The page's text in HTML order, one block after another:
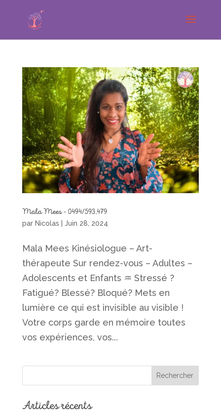
Mala Mees – 0494/593.479
par Nicolas Juin 28, 2024
Mala Mees Kinésiologue – Art-
thérapeute Sur rendez-vous – Adultes –
Adolescents et Enfants ♒︎ Stressé ?
Fatigué? Blessé? Bloqué? Mets en
lumière ce qui est invisible au visible !
Votre corps garde en mémoire toutes
vos expériences, vos...
Articles récents